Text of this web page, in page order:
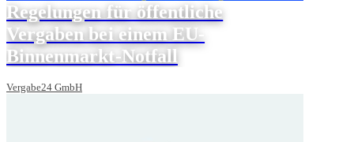
Regelungen für öffentliche
Vergaben bei einem EU-
Binnenmarkt-Notfall
Vergabe24 GmbH